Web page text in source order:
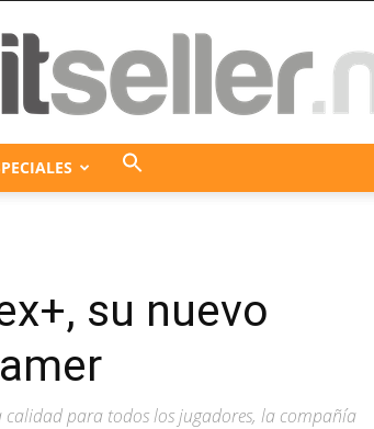
ITseller
su nuevo
calidad para todos los jugadores, la compañía